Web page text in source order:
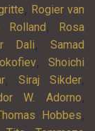
, Rogier van
Rolland, Rosa
Dali,Samad
,Shoichi
, Siraj Sikder,
W. Adorno,
Hobbes,